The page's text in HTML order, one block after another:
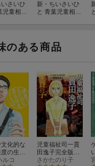
さいひ
児童相談
新・ちいさいひ
と 青葉児童相談
のある商品
化的な
の生活
ルコ
児童福祉司一貫
田逸子完全版
（生贄の子）
さかたのり子